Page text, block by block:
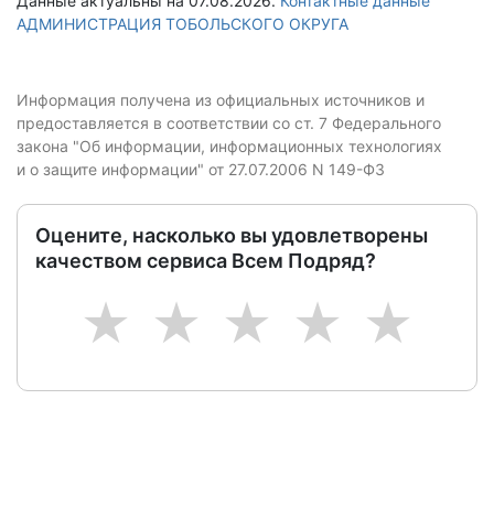
АДМИНИСТРАЦИЯ ТОБОЛЬСКОГО ОКРУГА
Информация получена из официальных источников и
предоставляется в соответствии со ст. 7 Федерального
закона "Об информации, информационных технологиях
и о защите информации" от 27.07.2006 N 149-ФЗ
Оцените, насколько вы удовлетворены
качеством сервиса Всем Подряд?
5
4
3
2
1